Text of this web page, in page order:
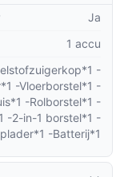
— Opvangvolume
denk aan
op opgegeven
motor;
standen de
gelden.
Ja
1 accu
-
-Vloerborstel*1 -
-Rolborstel*1 -
-2-in-1 borstel*1 -
-Batterij*1